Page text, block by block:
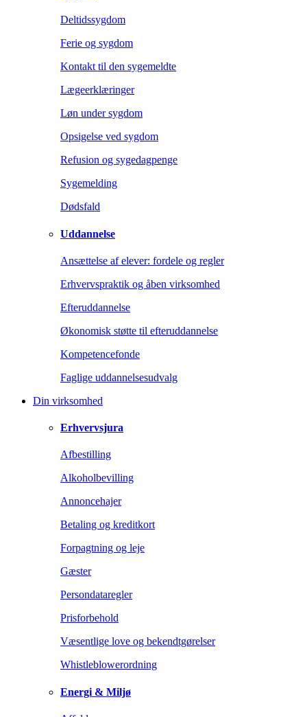
Deltidssygdom
Ferie og sygdom
Kontakt til den sygemeldte
Lægeerklæringer
Løn under sygdom
Opsigelse ved sygdom
Refusion og sygedagpenge
Sygemelding
Dødsfald
Uddannelse
Ansættelse af elever: fordele og regler
Erhvervspraktik og åben virksomhed
Efteruddannelse
Økonomisk støtte til efteruddannelse
Kompetencefonde
Faglige uddannelsesudvalg
Din virksomhed
Erhvervsjura
Afbestilling
Alkoholbevilling
Annoncehajer
Betaling og kreditkort
Forpagtning og leje
Gæster
Persondataregler
Prisforbehold
Væsentlige love og bekendtgørelser
Whistleblowerordning
Energi & Miljø